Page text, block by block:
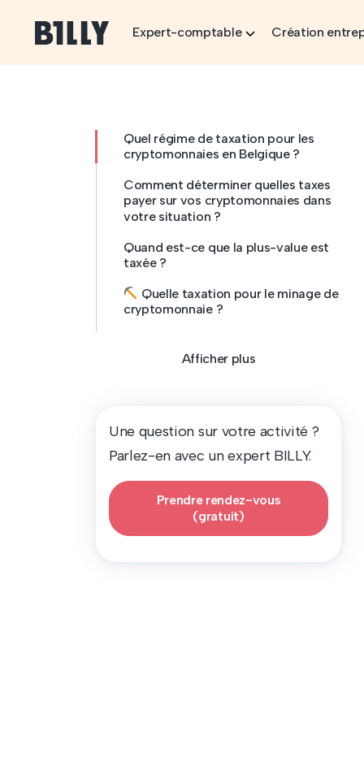
Expert-comptable
Création
Quel régime de taxation pour les
cryptomonnaies en Belgique ?
Comment déterminer quelles taxes
payer sur vos cryptomonnaies dans
votre situation ?
Quand est-ce que la plus-value est
taxée ?
Quelle taxation pour le minage de
cryptomonnaie ?
Afficher plus
Une question sur votre activité ?
Parlez-en avec un expert BILLY.
Prendre rendez-vous
(gratuit)